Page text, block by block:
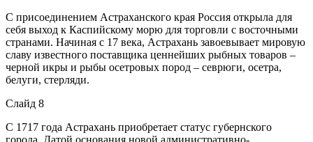
С присоединением Астраханского края Россия открыла для
себя выход к Каспийскому морю для торговли с восточными
странами. Начиная с 17 века, Астрахань завоевывает мировую
славу известного поставщика ценнейших рыбных товаров –
черной икры и рыбы осетровых пород – севрюги, осетра,
белуги, стерляди.
Слайд 8
С 1717 года Астрахань приобретает статус губернского
города. Датой основания новой административно-